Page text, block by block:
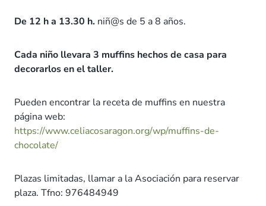
De 12 h a 13.30 h. niñ@s de 5 a 8 años.
Cada niño llevara 3 muffins hechos de casa para
decorarlos en el taller.
Pueden encontrar la receta de muffins en nuestra
página web:
https://www.celiacosaragon.org/wp/muffins-de-
chocolate/
Plazas limitadas, llamar a la Asociación para reservar
plaza. Tfno: 976484949